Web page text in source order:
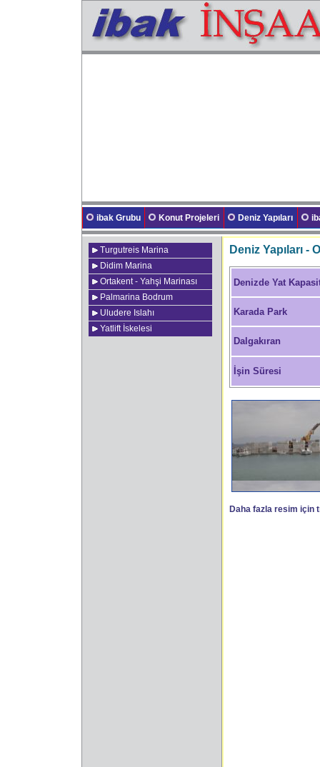
ibak Grubu Konut Projeleri Deniz Yapıları
Turgutreis Marina
Didim Marina
Ortakent - Yahşi Marinası
Palmarina Bodrum
Uludere Islahı
Yatlift İskelesi
Deniz Yapıları -
Denizde Yat
Karada Park
Dalgakıran
İşin Süresi
Daha fazla resim için